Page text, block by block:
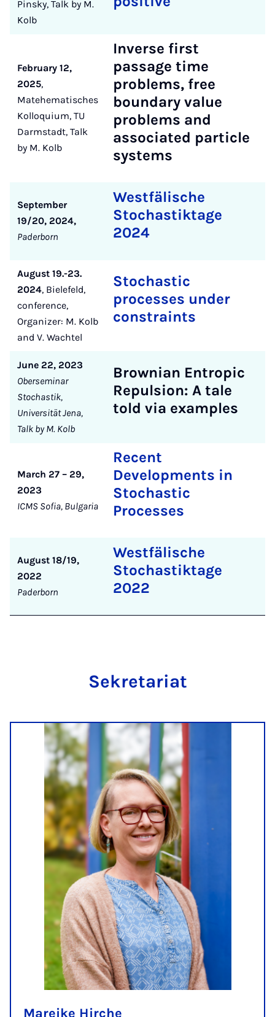
Pinsky, Talk by M.
Kolb
February 12,
2025,
Matehematisches
Kolloquium, TU
Darmstadt, Talk
by M. Kolb
Inverse first
passage time
problems, free
boundary value
problems and
associated particle
systems
September
19/20, 2024,
Paderborn
Westfälische
Stochastiktage
2024
August 19.-23.
2024, Bielefeld,
conference,
Organizer: M. Kolb
and V. Wachtel
Stochastic
processes under
constraints
June 22, 2023
Oberseminar
Stochastik,
Universität Jena,
Talk by M. Kolb
Brownian Entropic
Repulsion: A tale
told via examples
March 27 – 29,
2023
ICMS Sofia, Bulgaria
Recent
Developments in
Stochastic
Processes
August 18/19,
2022
Paderborn
Westfälische
Stochastiktage
2022
Se­kre­ta­ri­at
Mareike Hirche